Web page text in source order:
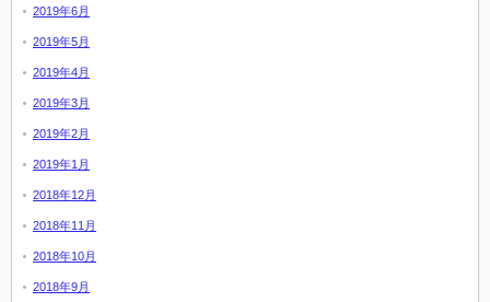
2019年6月
2019年5月
2019年4月
2019年3月
2019年2月
2019年1月
2018年12月
2018年11月
2018年10月
2018年9月